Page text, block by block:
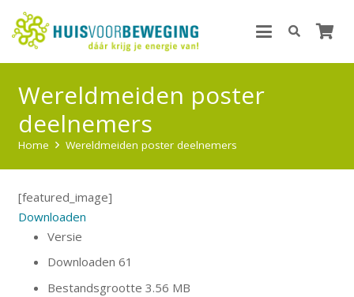
Wereldmeiden poster
deelnemers
Home Wereldmeiden poster deelnemers
[featured_image]
Downloaden
Versie
Downloaden 61
Bestandsgrootte 3.56 MB